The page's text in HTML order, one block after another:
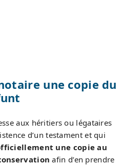
une copie du
aux héritiers ou légataires
d’un testament et qui
une copie au
afin d’en prendre